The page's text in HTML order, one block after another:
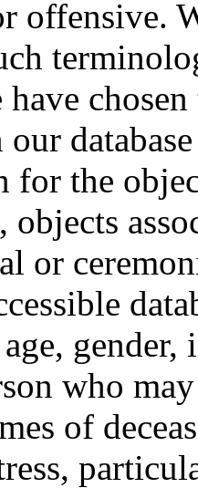
offensive.
for the
objects
or
who
of